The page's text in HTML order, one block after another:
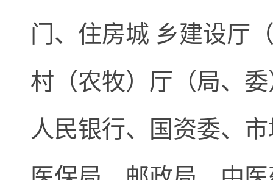
门、住房城 乡建设厅
村（农牧）厅（局、
人民银行、国资委、